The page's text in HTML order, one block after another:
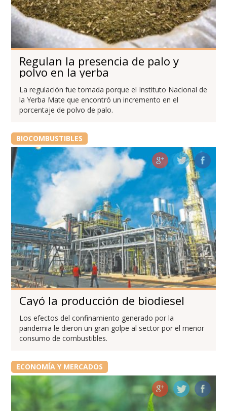
Regulan la presencia de palo y
polvo en la yerba
La regulación fue tomada porque el Instituto Nacional de
la Yerba Mate que encontró un incremento en el
porcentaje de polvo de palo.
BIOCOMBUSTIBLES
Cayó la producción de biodiesel
Los efectos del confinamiento generado por la
pandemia le dieron un gran golpe al sector por el menor
consumo de combustibles.
ECONOMÍA Y MERCADOS